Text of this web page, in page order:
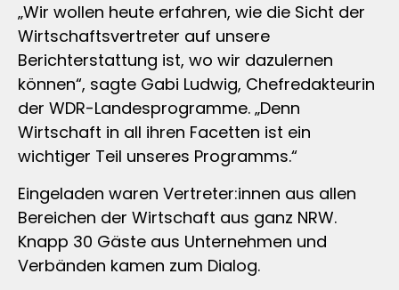
„Wir wollen heute erfahren, wie die Sicht der
Wirtschaftsvertreter auf unsere
Berichterstattung ist, wo wir dazulernen
können“, sagte Gabi Ludwig, Chefredakteurin
der WDR-Landesprogramme. „Denn
Wirtschaft in all ihren Facetten ist ein
wichtiger Teil unseres Programms.“
Eingeladen waren Vertreter:innen aus allen
Bereichen der Wirtschaft aus ganz NRW.
Knapp 30 Gäste aus Unternehmen und
Verbänden kamen zum Dialog.